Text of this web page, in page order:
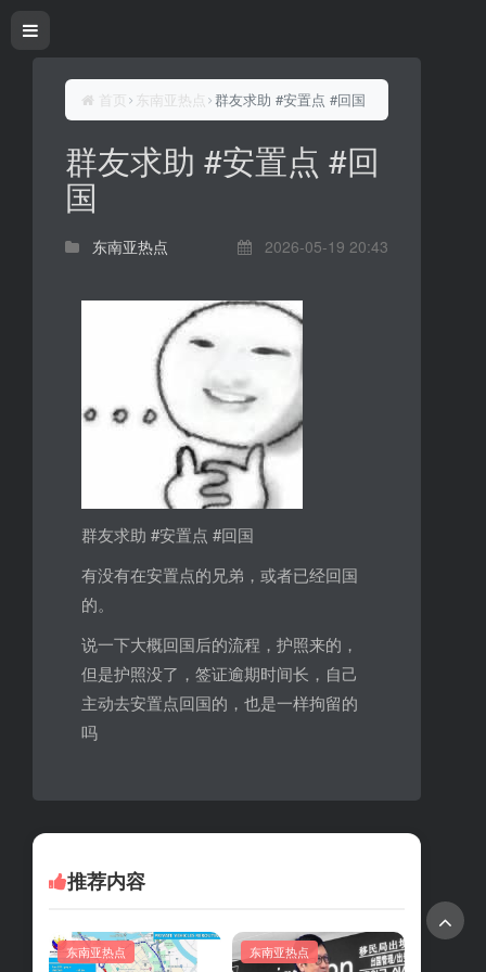
首页 东南亚热点 群友求助 #安置点 #回国
群友求助 #安置点 #回
国
东南亚热点 2026-05-19 20:43
群友求助 #安置点 #回国
有没有在安置点的兄弟，或者已经回国
的。
说一下大概回国后的流程，护照来的，
但是护照没了，签证逾期时间长，自己
主动去安置点回国的，也是一样拘留的
吗
推荐内容
东南亚热点 东南亚热点